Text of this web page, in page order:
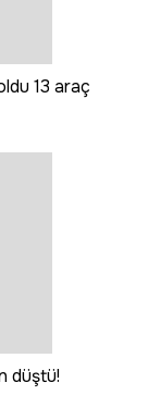
13 araç
düştü!